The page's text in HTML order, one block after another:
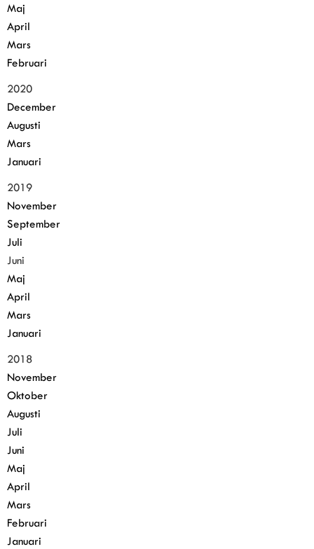
Maj
April
Mars
Februari
2020
December
Augusti
Mars
Januari
2019
November
September
Juli
Juni
Maj
April
Mars
Januari
2018
November
Oktober
Augusti
Juli
Juni
Maj
April
Mars
Februari
Januari